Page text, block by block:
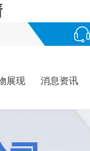
展现 消息资讯